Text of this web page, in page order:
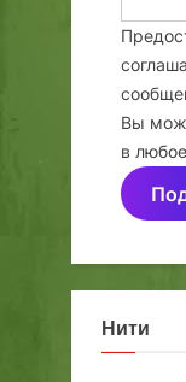
Вы
в
Нити